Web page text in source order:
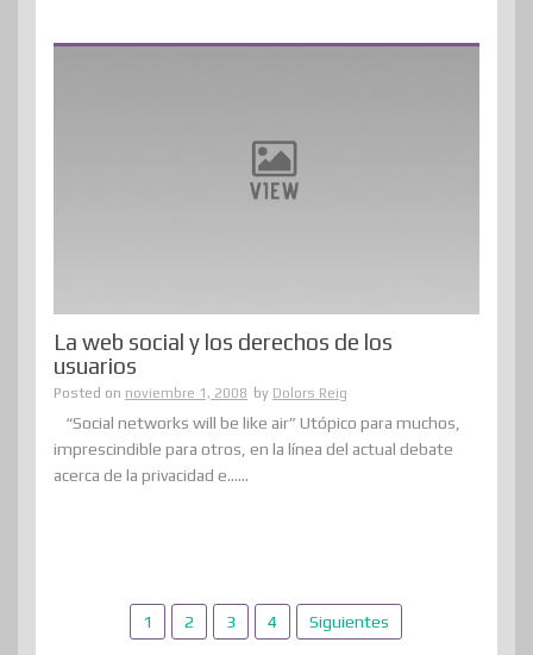
La web social y los derechos de los
usuarios
Posted on noviembre 1, 2008 by Dolors Reig
“Social networks will be like air” Utópico para muchos,
imprescindible para otros, en la línea del actual debate
acerca de la privacidad e......
Paginación
1 2 3 4 Siguientes